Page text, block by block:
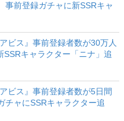
事前登録ガチャに新SSRキャ
ビス』事前登録者数が30万人
キャラクター「ニナ」追
ビス』事前登録者数が5日間
チャにSSRキャラクター追